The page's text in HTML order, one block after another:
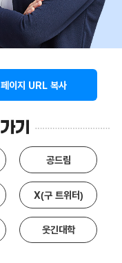
페이지 URL 복사
공드림
X(구 트위터)
웃긴대학